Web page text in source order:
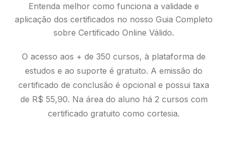
Entenda melhor como funciona a validade e
aplicação dos certificados no nossoGuia Completo
sobre Certificado Online Válido.
O acesso aos + de 350 cursos, à plataforma de
estudos e ao suporte é gratuito. A emissão do
certificado de conclusão é opcional e possui taxa
de R$ 55,90. Na área do aluno há 2 cursos com
certificado gratuito como cortesia.